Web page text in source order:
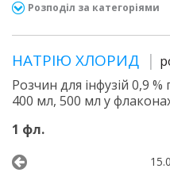
Розподіл за категоріями
НАТРІЮ ХЛОРИД
Розчин для інфузій 0,9
400 мл, 500 мл у
1 фл.